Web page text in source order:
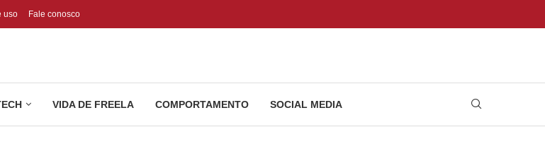
uso Fale conosco
VIDA DE FREELA COMPORTAMENTO SOCIAL MEDIA